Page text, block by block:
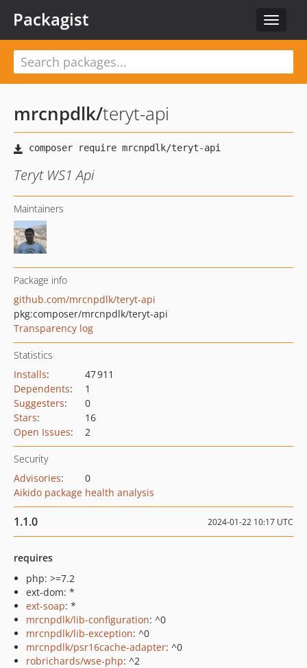
Toggle
Packagist
mrcnpdlk/teryt-api
Teryt WS1 Api
Maintainers
Package info
github.com/mrcnpdlk/teryt-api
pkg:composer/mrcnpdlk/teryt-api
Transparency log
Statistics
Installs:
47 911
Dependents:
1
Suggesters:
0
Stars:
16
Open Issues: 2
Security
Advisories:
0
Aikido package health analysis
1.1.0 2024-01-22 10:17 UTC
requires
php: >=7.2
ext-dom: *
ext-soap: *
mrcnpdlk/lib-configuration: ^0
mrcnpdlk/lib-exception: ^0
mrcnpdlk/psr16cache-adapter: ^0
robrichards/wse-php: ^2